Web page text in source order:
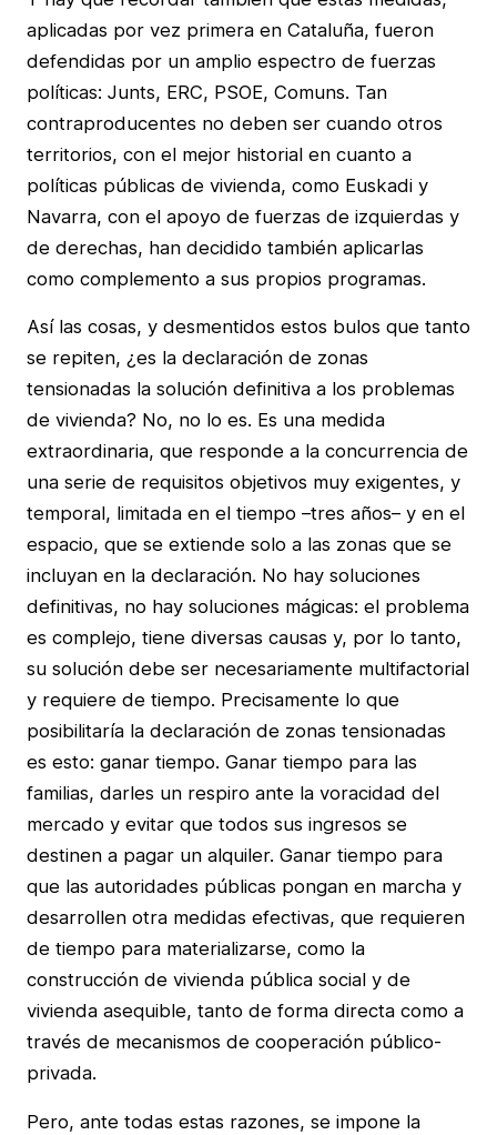
aplicadas por vez primera en Cataluña, fueron
defendidas por un amplio espectro de fuerzas
políticas: Junts, ERC, PSOE, Comuns. Tan
contraproducentes no deben ser cuando otros
territorios, con el mejor historial en cuanto a
políticas públicas de vivienda, como Euskadi y
Navarra, con el apoyo de fuerzas de izquierdas y
de derechas, han decidido también aplicarlas
como complemento a sus propios programas.
Así las cosas, y desmentidos estos bulos que tanto
se repiten, ¿es la declaración de zonas
tensionadas la solución definitiva a los problemas
de vivienda? No, no lo es. Es una medida
extraordinaria, que responde a la concurrencia de
una serie de requisitos objetivos muy exigentes, y
temporal, limitada en el tiempo –tres años– y en el
espacio, que se extiende solo a las zonas que se
incluyan en la declaración. No hay soluciones
definitivas, no hay soluciones mágicas: el problema
es complejo, tiene diversas causas y, por lo tanto,
su solución debe ser necesariamente multifactorial
y requiere de tiempo. Precisamente lo que
posibilitaría la declaración de zonas tensionadas
es esto: ganar tiempo. Ganar tiempo para las
familias, darles un respiro ante la voracidad del
mercado y evitar que todos sus ingresos se
destinen a pagar un alquiler. Ganar tiempo para
que las autoridades públicas pongan en marcha y
desarrollen otra medidas efectivas, que requieren
de tiempo para materializarse, como la
construcción de vivienda pública social y de
vivienda asequible, tanto de forma directa como a
través de mecanismos de cooperación público-
privada.
Pero, ante todas estas razones, se impone la